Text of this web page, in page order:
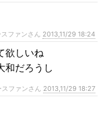
ファンさん 2013,11/29 18:24
欲しいね
和だろうし
ファンさん 2013,11/29 18:27